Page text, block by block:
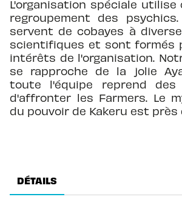
L'organisation spéciale utilise
regroupement des
servent de cobayes à
scientifiques et sont formés
intérêts de l'organisation.
se rapproche de la jolie
toute l'équipe reprend des
d'affronter les Farmers. Le
du pouvoir de Kakeru est près
DÉTAILS